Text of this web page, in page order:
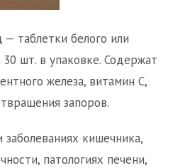
— таблетки белого или
шт. в упаковке. Содержат
железа, витамин C,
запоров.
кишечника,
патологиях печени,